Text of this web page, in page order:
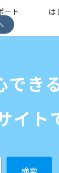
ート は
でき
イト
検索